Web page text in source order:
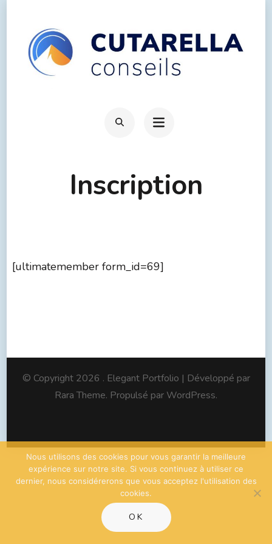
Inscription
[ultimatemember form_id=69]
© Copyright 2026 . Elegant Portfolio | Développé par
Rara Theme. Propulsé par WordPress.
Nous utilisons des cookies pour vous garantir la meilleure
expérience sur notre site. Si vous continuez à utiliser ce
dernier, nous considérerons que vous acceptez l'utilisation des
cookies.
OK